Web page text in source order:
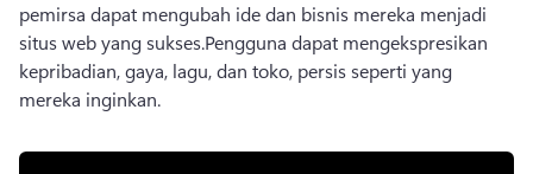
pemirsa dapat mengubah ide dan bisnis mereka menjadi
situs web yang sukses.Pengguna dapat mengekspresikan
kepribadian, gaya, lagu, dan toko, persis seperti yang
mereka inginkan.